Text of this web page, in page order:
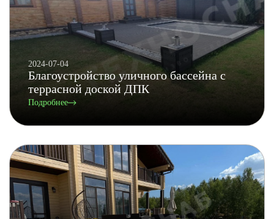
2024-07-04
Благоустройство уличного бассейна с
террасной доской ДПК
Подробнее